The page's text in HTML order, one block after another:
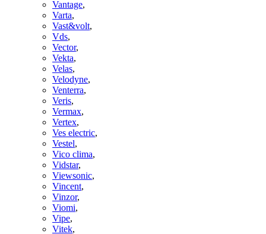
Vantage,
Varta,
Vast&volt,
Vds,
Vector,
Vekta,
Velas,
Velodyne,
Venterra,
Veris,
Vermax,
Vertex,
Ves electric,
Vestel,
Vico clima,
Vidstar,
Viewsonic,
Vincent,
Vinzor,
Viomi,
Vipe,
Vitek,